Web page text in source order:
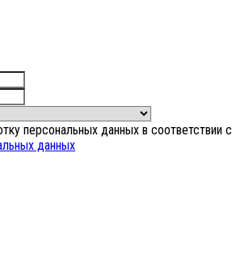
персональных данных в соответствии с
данных